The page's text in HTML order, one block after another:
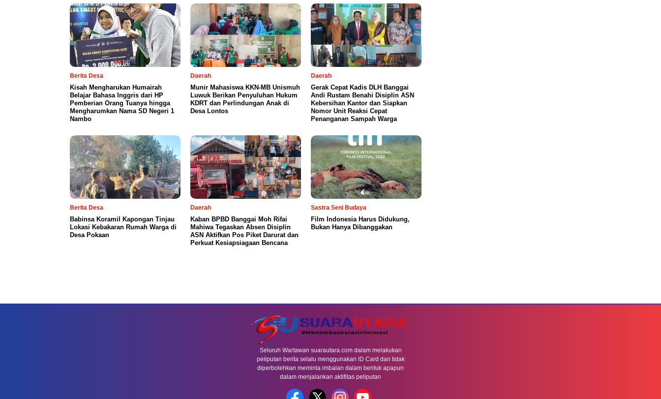
Berita Desa
Kisah Mengharukan Humairah
Belajar Bahasa Inggris dari HP
Pemberian Orang Tuanya hingga
Mengharumkan Nama SD Negeri 1
Nambo
Daerah
Munir Mahasiswa KKN-MB Unismuh
Luwuk Berikan Penyuluhan Hukum
KDRT dan Perlindungan Anak di
Desa Lontos
Daerah
Gerak Cepat Kadis DLH Banggai
Andi Rustam Benahi Disiplin ASN
Kebersihan Kantor dan Siapkan
Nomor Unit Reaksi Cepat
Penanganan Sampah Warga
Berita Desa
Babinsa Koramil Kapongan Tinjau
Lokasi Kebakaran Rumah Warga di
Desa Pokaan
Daerah
Kaban BPBD Banggai Moh Rifai
Mahiwa Tegaskan Absen Disiplin
ASN Aktifkan Pos Piket Darurat dan
Perkuat Kesiapsiagaan Bencana
Sastra Seni Budaya
Film Indonesia Harus Didukung,
Bukan Hanya Dibanggakan
Seluruh Wartawan suarautara.com dalam melakukan
peliputan berita selalu menggunakan ID Card dan tidak
diperbolehkan meminta imbalan dalam bentuk apapun
dalam menjalankan aktifitas peliputan